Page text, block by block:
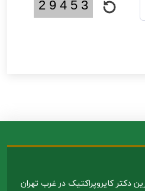
دکتر کایروپراکتیک در غرب تهران